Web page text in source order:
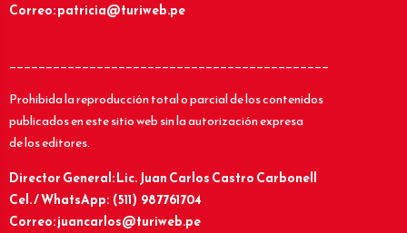
Correo: patricia@turiweb.pe
____________________________________________
Prohibida la reproducción total o parcial de los contenidos
publicados en este sitio web sin la autorización expresa
de los editores.
Director General: Lic.Juan Carlos Castro Carbonell
Cel. / WhatsApp: (511) 987761704
Correo: juancarlos@turiweb.pe